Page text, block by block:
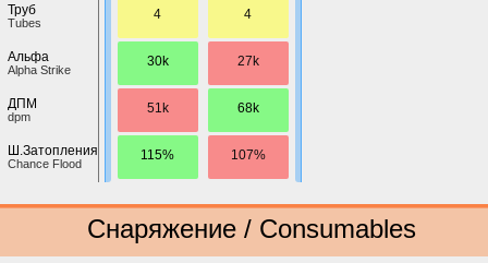
Труб
Tubes
Альфа
Alpha Strike
ДПМ
dpm
Ш.Затопления
Chance Flood
4
30k
51k
115%
4
27k
68k
107%
Снаряжение / Consumables